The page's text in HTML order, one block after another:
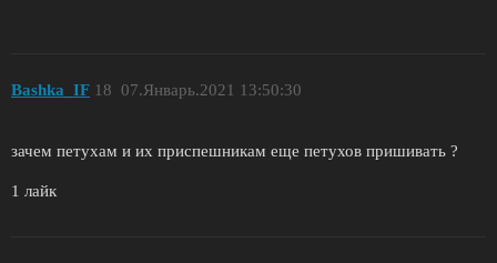
Bashka_IF 07.Январь.2021 13:50:30
18
зачем петухам и их приспешникам еще петухов пришивать ?
1 лайк